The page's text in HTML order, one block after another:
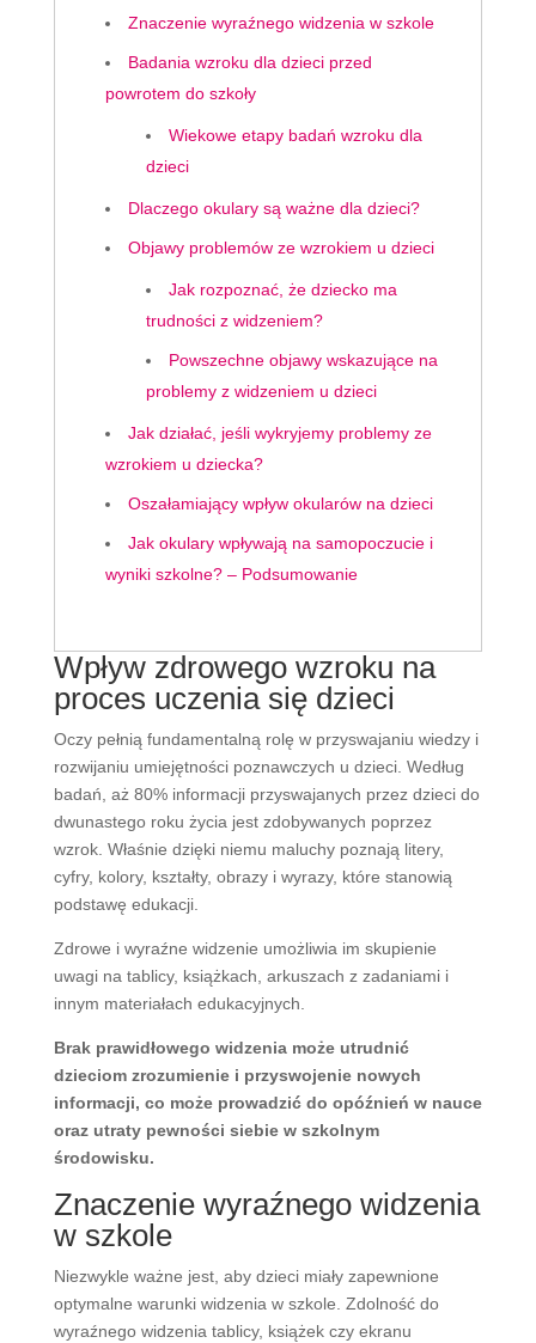
Znaczenie wyraźnego widzenia w szkole
Badania wzroku dla dzieci przed
powrotem do szkoły
Wiekowe etapy badań wzroku dla
dzieci
Dlaczego okulary są ważne dla dzieci?
Objawy problemów ze wzrokiem u dzieci
Jak rozpoznać, że dziecko ma
trudności z widzeniem?
Powszechne objawy wskazujące na
problemy z widzeniem u dzieci
Jak działać, jeśli wykryjemy problemy ze
wzrokiem u dziecka?
Oszałamiający wpływ okularów na dzieci
Jak okulary wpływają na samopoczucie i
wyniki szkolne? – Podsumowanie
Wpływ zdrowego wzroku na
proces uczenia się dzieci
Oczy pełnią fundamentalną rolę w przyswajaniu wiedzy i
rozwijaniu umiejętności poznawczych u dzieci. Według
badań, aż 80% informacji przyswajanych przez dzieci do
dwunastego roku życia jest zdobywanych poprzez
wzrok. Właśnie dzięki niemu maluchy poznają litery,
cyfry, kolory, kształty, obrazy i wyrazy, które stanowią
podstawę edukacji.
Zdrowe i wyraźne widzenie umożliwia im skupienie
uwagi na tablicy, książkach, arkuszach z zadaniami i
innym materiałach edukacyjnych.
Brak prawidłowego widzenia może utrudnić
dzieciom zrozumienie i przyswojenie nowych
informacji, co może prowadzić do opóźnień w nauce
oraz utraty pewności siebie w szkolnym
środowisku.
Znaczenie wyraźnego widzenia
w szkole
Niezwykle ważne jest, aby dzieci miały zapewnione
optymalne warunki widzenia w szkole. Zdolność do
wyraźnego widzenia tablicy, książek czy ekranu